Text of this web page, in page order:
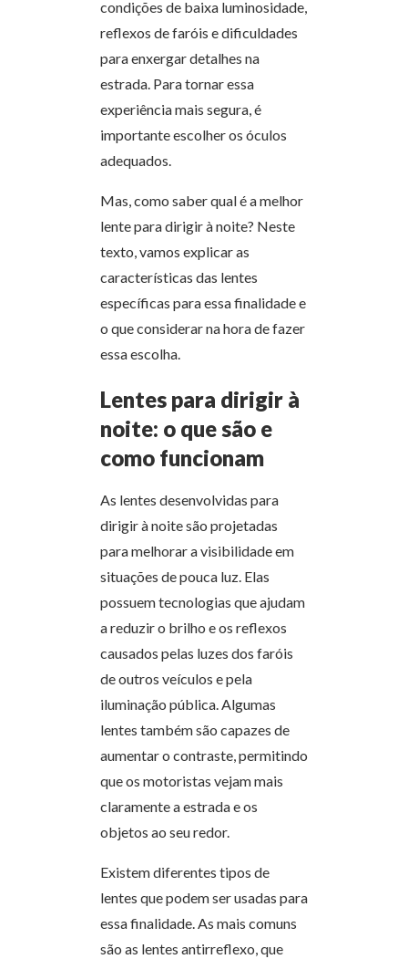
condições de baixa luminosidade,
reflexos de faróis e dificuldades
para enxergar detalhes na
estrada. Para tornar essa
experiência mais segura, é
importante escolher os óculos
adequados.
Mas, como saber qual é a melhor
lente para dirigir à noite? Neste
texto, vamos explicar as
características das lentes
específicas para essa finalidade e
o que considerar na hora de fazer
essa escolha.
Lentes para dirigir à
noite: o que são e
como funcionam
As lentes desenvolvidas para
dirigir à noite são projetadas
para melhorar a visibilidade em
situações de pouca luz. Elas
possuem tecnologias que ajudam
a reduzir o brilho e os reflexos
causados pelas luzes dos faróis
de outros veículos e pela
iluminação pública. Algumas
lentes também são capazes de
aumentar o contraste, permitindo
que os motoristas vejam mais
claramente a estrada e os
objetos ao seu redor.
Existem diferentes tipos de
lentes que podem ser usadas para
essa finalidade. As mais comuns
são as lentes antirreflexo, que